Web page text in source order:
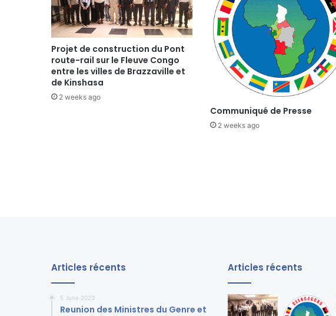
A
C
a
u
1
7
è
m
i
r
Projet de construction du Pont
route-rail sur le Fleuve Congo
entre les villes de Brazzaville et
de Kinshasa
2 weeks ago
Communiqué de Presse
2 weeks ago
Articles récents
5 June 2023
Reunion des Ministres du Genre et
Articles récents